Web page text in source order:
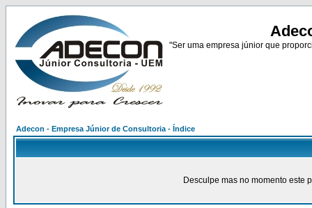
"Ser uma empresa júnior que
Adecon - Empresa Júnior de Consultoria - Índice
Desculpe mas no momento este